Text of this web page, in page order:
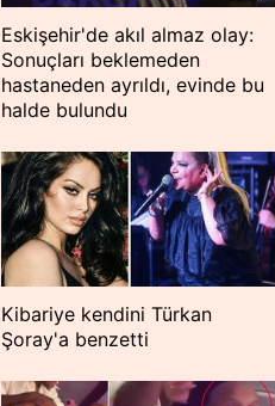
Eskişehir'de akıl almaz olay:
Sonuçları beklemeden
hastaneden ayrıldı, evinde bu
halde bulundu
Kibariye kendini Türkan
Şoray'a benzetti